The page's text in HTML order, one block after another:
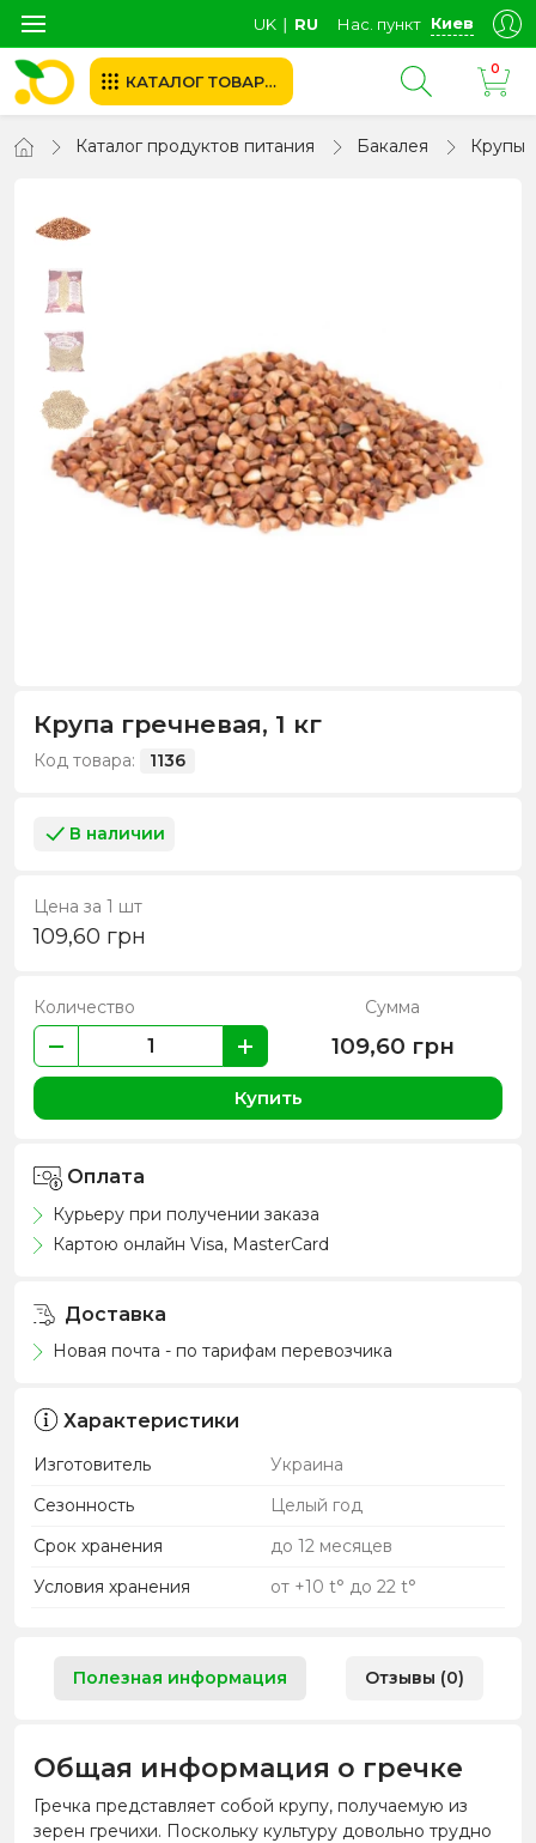
UK ∣ RU Нас. пункт Киев
КАТАЛОГ ТОВАРОВ
0
Каталог продуктов питания Бакалея Крупы
Крупа гречневая, 1 кг
Код товара: 1136
В наличии
Цена за 1 шт
109,60 грн
Количество Сумма
109,60 грн
Купить
Оплата
Курьеру при получении заказа
Картою онлайн Visa, MasterCard
Доставка
Новая почта - по тарифам перевозчика
Характеристики
Изготовитель
Украина
Сезонность
Целый год
Срок хранения
до 12 месяцев
Условия хранения
от +10 t° до 22 t°
Полезная информация Отзывы (0)
Общая информация о гречке
Гречка представляет собой крупу, получаемую из
зерен гречихи. Поскольку культуру довольно трудно